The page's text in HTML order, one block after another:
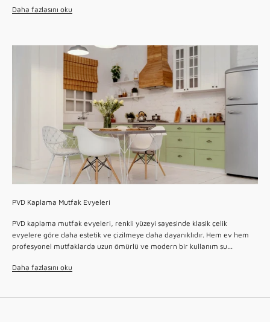
Daha fazlasını oku
PVD Kaplama Mutfak Evyeleri
PVD kaplama mutfak evyeleri, renkli yüzeyi sayesinde klasik çelik
evyelere göre daha estetik ve çizilmeye daha dayanıklıdır. Hem ev hem
profesyonel mutfaklarda uzun ömürlü ve modern bir kullanım su...
Daha fazlasını oku